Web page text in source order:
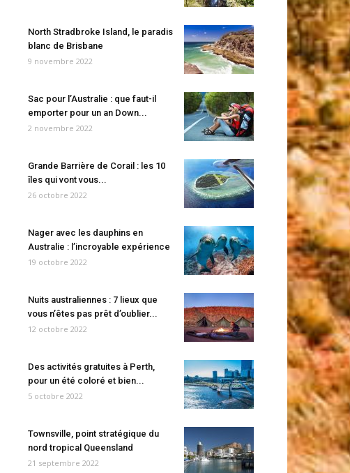
North Stradbroke Island, le paradis
blanc de Brisbane
9 novembre 2022
Sac pour l’Australie : que faut-il
emporter pour un an Down...
2 novembre 2022
Grande Barrière de Corail : les 10
îles qui vont vous...
26 octobre 2022
Nager avec les dauphins en
Australie : l’incroyable expérience
19 octobre 2022
Nuits australiennes : 7 lieux que
vous n’êtes pas prêt d’oublier...
12 octobre 2022
Des activités gratuites à Perth,
pour un été coloré et bien...
5 octobre 2022
Townsville, point stratégique du
nord tropical Queensland
21 septembre 2022